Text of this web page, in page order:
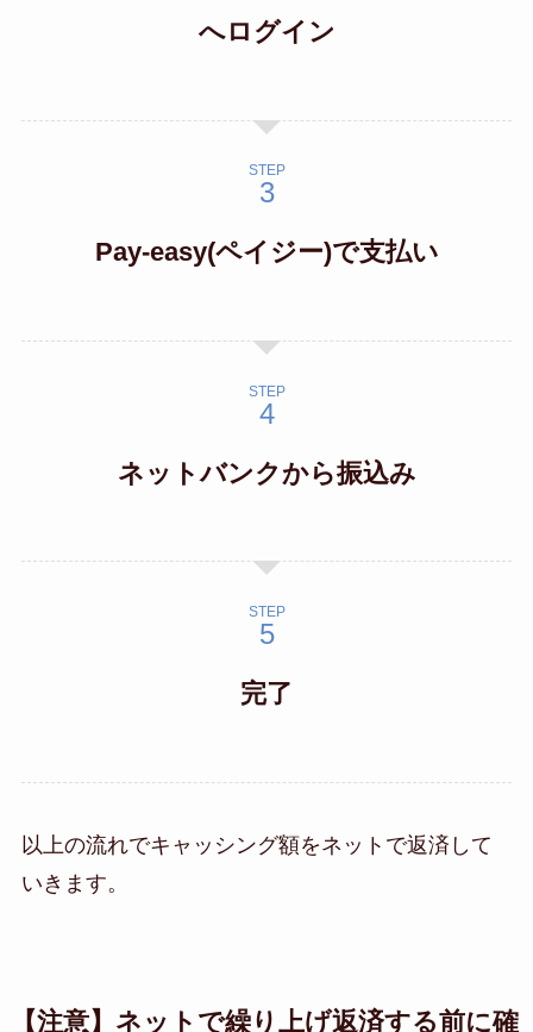
へログイン
STEP
Pay-easy(ペイジー)で支払い
STEP
ネットバンクから振込み
STEP
完了
以上の流れでキャッシング額をネットで返済して
いきます。
【注意】ネットで繰り上げ返済する前に確